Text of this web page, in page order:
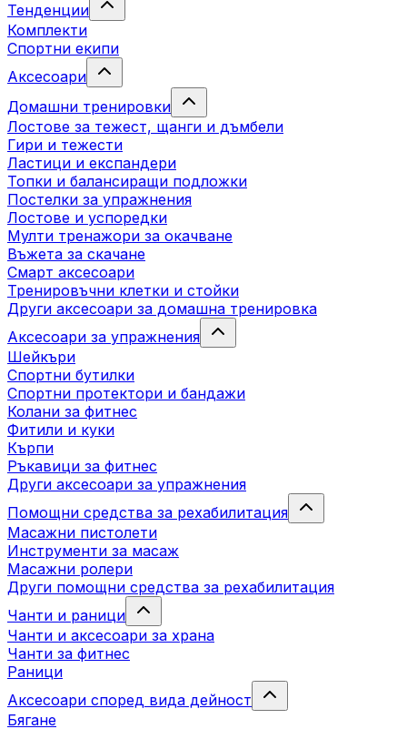
Тенденции
Комплекти
Спортни екипи
Аксесоари
Домашни тренировки
Лостове за тежест, щанги и дъмбели
Гири и тежести
Ластици и експандери
Топки и балансиращи подложки
Постелки за упражнения
Лостове и успоредки
Мулти тренажори за окачване
Въжета за скачане
Смарт аксесоари
Тренировъчни клетки и стойки
Други аксесоари за домашна тренировка
Аксесоари за упражнения
Шейкъри
Спортни бутилки
Спортни протектори и бандажи
Колани за фитнес
Фитили и куки
Кърпи
Ръкавици за фитнес
Други аксесоари за упражнения
Помощни средства за рехабилитация
Масажни пистолети
Инструменти за масаж
Масажни ролери
Други помощни средства за рехабилитация
Чанти и раници
Чанти и аксесоари за храна
Чанти за фитнес
Раници
Аксесоари според вида дейност
Бягане